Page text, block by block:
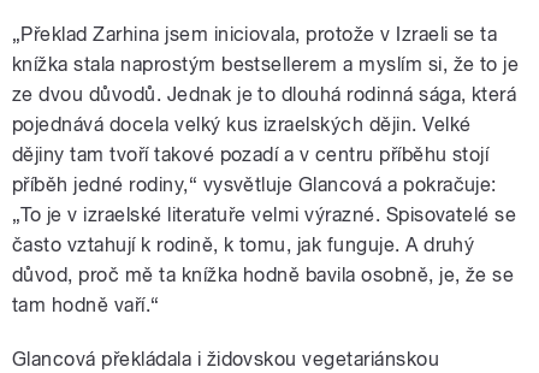
„Překlad Zarhina jsem iniciovala, protože v Izraeli se ta
knížka stala naprostým bestsellerem a myslím si, že to je
ze dvou důvodů. Jednak je to dlouhá rodinná sága, která
pojednává docela velký kus izraelských dějin. Velké
dějiny tam tvoří takové pozadí a v centru příběhu stojí
příběh jedné rodiny,“ vysvětluje Glancová a pokračuje:
„To je v izraelské literatuře velmi výrazné. Spisovatelé se
často vztahují k rodině, k tomu, jak funguje. A druhý
důvod, proč mě ta knížka hodně bavila osobně, je, že se
tam hodně vaří.“
Glancová překládala i židovskou vegetariánskou